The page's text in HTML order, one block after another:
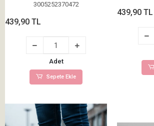
3005252370472
439,90 TL
Adet
Sepete Ekle
439,90 TL